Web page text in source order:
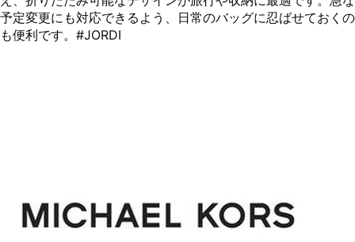
予定変更にも対応できるよう、日常のバッグに忍ばせておくの
も便利です。#JORDI